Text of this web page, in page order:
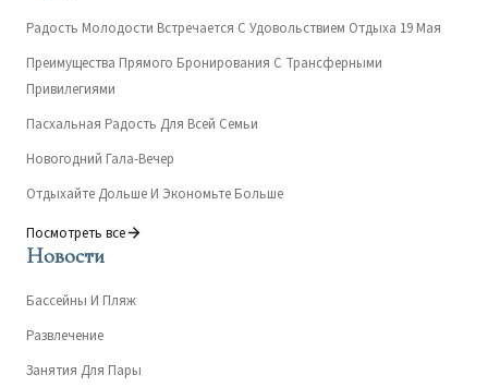
Радость Молодости Встречается С Удовольствием Отдыха 19 Мая
Преимущества Прямого Бронирования С Трансферными
Привилегиями
Пасхальная Радость Для Всей Семьи
Новогодний Гала-Вечер
Отдыхайте Дольше И Экономьте Больше
Посмотреть все
Новости
Бассейны И Пляж
Развлечение
Занятия Для Пары